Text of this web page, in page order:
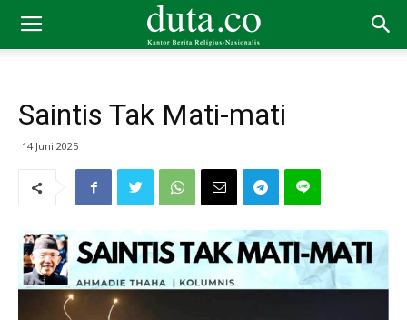
Saintis Tak Mati-mati
14 Juni 2025